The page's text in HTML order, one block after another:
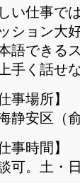
い仕事で
ション大
語できる
手く話せ
事場所】
海静安区（
事時間】
可。土・